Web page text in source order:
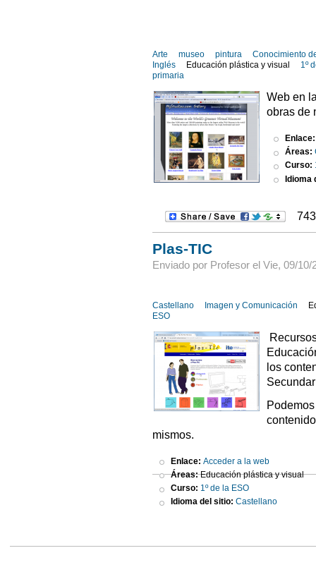
Arte museo pintura
Conocimiento
Inglés
Educación plástica y visual
1º
primaria
Web en
obras de
Áreas:
Curso:
Idioma
Plas-TIC
Enviado por Profesor el Vie, 09/10/
Castellano Imagen y Comunicación
ESO
los
mismos.
Enlace:Acceder a la web
Áreas:Educación plástica y visual
Curso: 1º de la ESO
Idioma del sitio:Castellano